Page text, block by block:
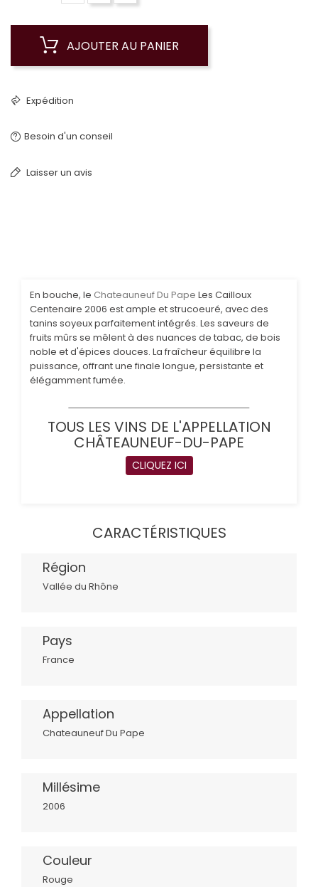
AJOUTER AU PANIER
Expédition
Besoin d'un conseil
Laisser un avis
En bouche, le Chateauneuf Du Pape Les Cailloux
Centenaire 2006 est ample et strucoeuré, avec des
tanins soyeux parfaitement intégrés. Les saveurs de
fruits mûrs se mêlent à des nuances de tabac, de bois
noble et d'épices douces. La fraîcheur équilibre la
puissance, offrant une finale longue, persistante et
élégamment fumée.
TOUS LES VINS DE L'APPELLATION
CHÂTEAUNEUF-DU-PAPE
CLIQUEZ ICI
CARACTÉRISTIQUES
Région
Vallée du Rhône
Pays
France
Appellation
Chateauneuf Du Pape
Millésime
2006
Couleur
Rouge